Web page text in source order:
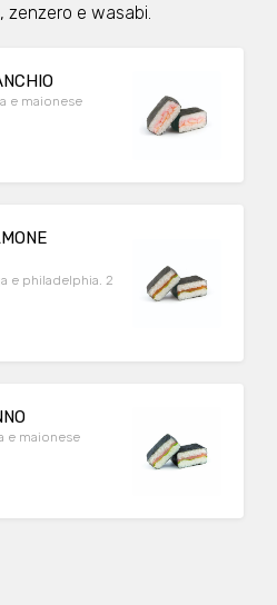
zenzero e wasabi.
e maionese
e philadelphia. 2
e maionese